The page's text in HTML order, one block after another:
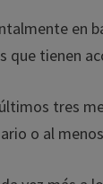
en
que tienen
tres
o al